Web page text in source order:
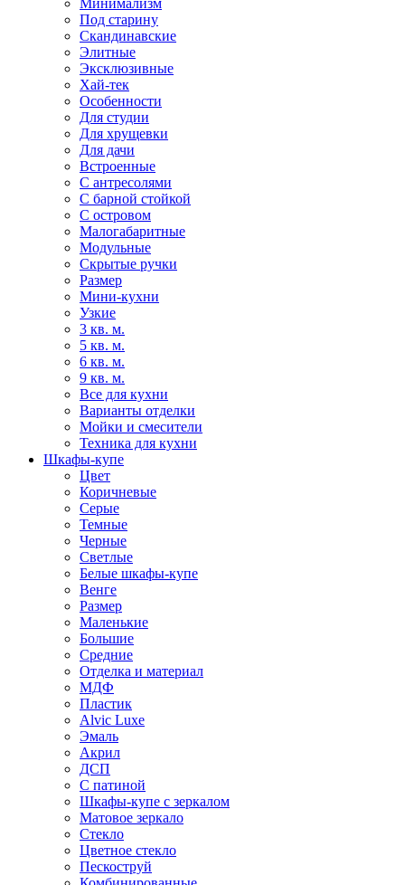
Минимализм
Под старину
Скандинавские
Элитные
Эксклюзивные
Хай-тек
Особенности
Для студии
Для хрущевки
Для дачи
Встроенные
С антресолями
С барной стойкой
С островом
Малогабаритные
Модульные
Скрытые ручки
Размер
Мини-кухни
Узкие
3 кв. м.
5 кв. м.
6 кв. м.
9 кв. м.
Все для кухни
Варианты отделки
Мойки и смесители
Техника для кухни
Шкафы-купе
Цвет
Коричневые
Серые
Темные
Черные
Светлые
Белые шкафы-купе
Венге
Размер
Маленькие
Большие
Средние
Отделка и материал
МДФ
Пластик
Alvic Luxe
Эмаль
Акрил
ДСП
С патиной
Шкафы-купе с зеркалом
Матовое зеркало
Стекло
Цветное стекло
Пескоструй